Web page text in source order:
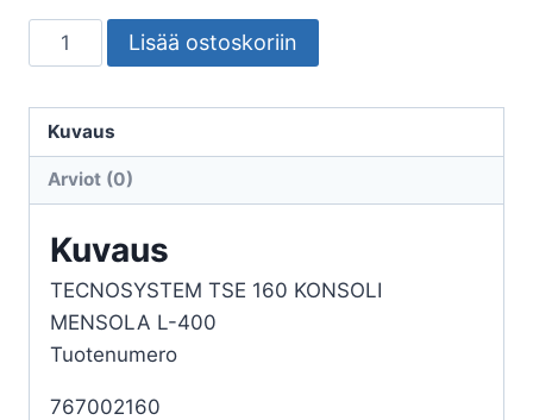
Seinäkonsoli
TSE
Lisää ostoskoriin
Kuvaus
Arviot (0)
Kuvaus
TECNOSYSTEM TSE 160 KONSOLI
MENSOLA L-400
Tuotenumero
767002160